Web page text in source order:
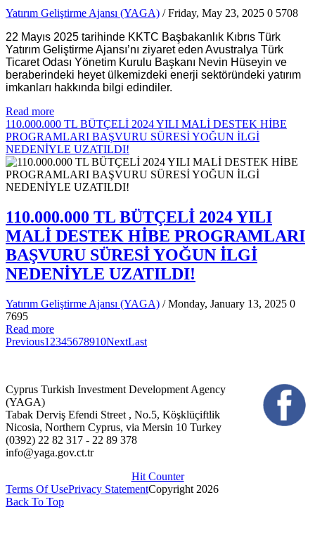
Yatırım Geliştirme Ajansı (YAGA) / Friday, May 23, 2025 0 5708
22 Mayıs 2025 tarihinde KKTC Başbakanlık Kıbrıs Türk
Yatırım Geliştirme Ajansı’nı ziyaret eden Avustralya Türk
Ticaret Odası Yönetim Kurulu Başkanı Nevin Hüseyin ve
beraberindeki heyet ülkemizdeki enerji sektöründeki yatırım
imkanları hakkında bilgi edindiler.
Read more
110.000.000 TL BÜTÇELİ 2024 YILI MALİ DESTEK HİBE
PROGRAMLARI BAŞVURU SÜRESİ YOĞUN İLGİ
NEDENİYLE UZATILDI!
110.000.000 TL BÜTÇELİ 2024 YILI
MALİ DESTEK HİBE PROGRAMLARI
BAŞVURU SÜRESİ YOĞUN İLGİ
NEDENİYLE UZATILDI!
Yatırım Geliştirme Ajansı (YAGA) / Monday, January 13, 2025 0
7695
Read more
Previous1 2345678910NextLast
Cyprus Turkish Investment Development Agency
(YAGA)
Tabak Derviş Efendi Street , No.5, Köşklüçiftlik
Nicosia, Northern Cyprus, via Mersin 10 Turkey
(0392) 22 82 317 - 22 89 378
info@yaga.gov.ct.tr
Hit Counter
Terms Of UsePrivacy StatementCopyright 2026
Back To Top